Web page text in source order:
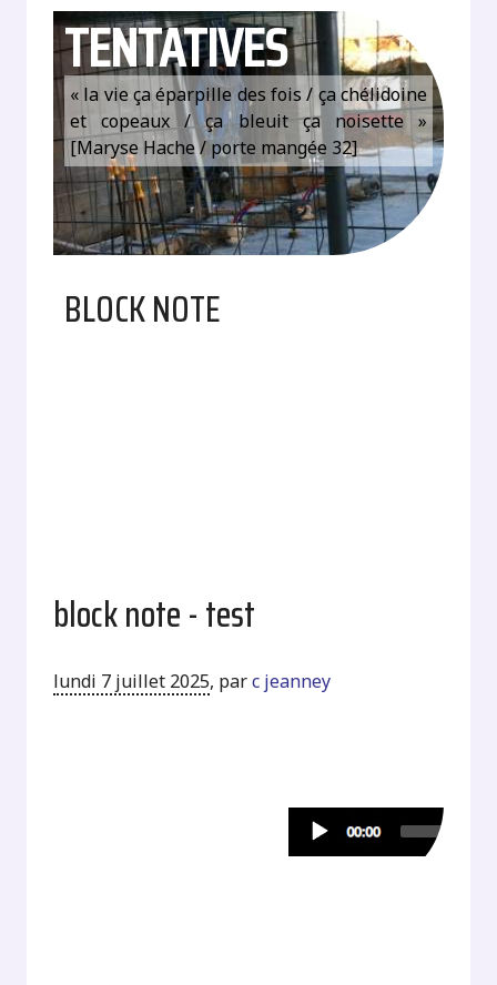
TENTATIVES
« la vie ça éparpille des fois / ça chélidoine
et copeaux / ça bleuit ça noisette »
[Maryse Hache / porte mangée 32]
BLOCK NOTE
block note - test
lundi 7 juillet 2025, parc jeanney